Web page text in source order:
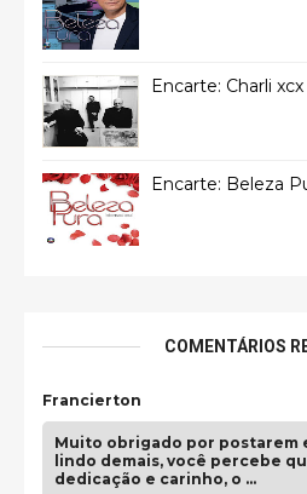
Encarte: Charli
Encarte: Beleza
COMENTÁRIOS
Francierton
Muito obrigado por postarem
lindo demais, você percebe
dedicação e carinho, o …